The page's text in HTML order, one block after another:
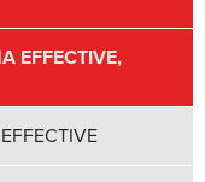
EFFECTIVE,